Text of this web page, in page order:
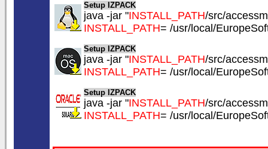
Setup IZPACK
java -jar "INSTALL_PATH/src/
INSTALL_PATH= /usr/local/
Setup IZPACK
java -jar "INSTALL_PATH/src/
INSTALL_PATH= /usr/local/
Setup IZPACK
java -jar "INSTALL_PATH/src/
INSTALL_PATH= /usr/local/